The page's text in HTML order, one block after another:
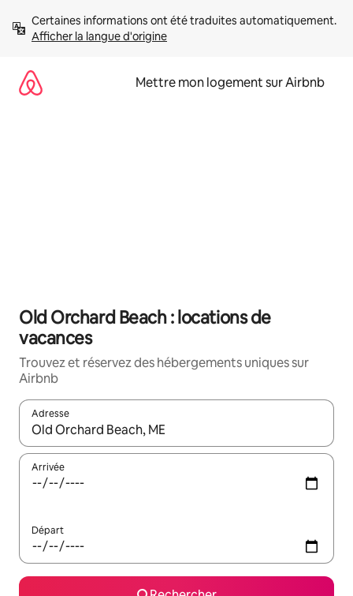
directement
Afficher la langue d'origine
Mettre mon logement sur Airbnb
Old Orchard Beach : locations de
vacances
Trouvez et réservez des hébergements uniques sur
Airbnb
Adresse
Lorsque les résultats s'affichent, utilisez les flèches vers le
Arrivée
Départ